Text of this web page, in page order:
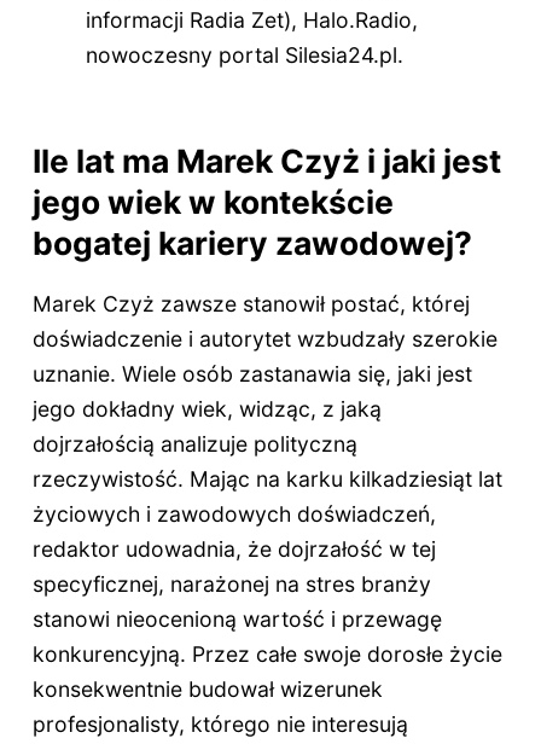
informacji Radia Zet), Halo.Radio,
nowoczesny portal Silesia24.pl.
Ile lat ma Marek Czyż i jaki jest
jego wiek w kontekście
bogatej kariery zawodowej?
Marek Czyż zawsze stanowił postać, której
doświadczenie i autorytet wzbudzały szerokie
uznanie. Wiele osób zastanawia się, jaki jest
jego dokładny wiek, widząc, z jaką
dojrzałością analizuje polityczną
rzeczywistość. Mając na karku kilkadziesiąt lat
życiowych i zawodowych doświadczeń,
redaktor udowadnia, że dojrzałość w tej
specyficznej, narażonej na stres branży
stanowi nieocenioną wartość i przewagę
konkurencyjną. Przez całe swoje dorosłe życie
konsekwentnie budował wizerunek
profesjonalisty, którego nie interesują